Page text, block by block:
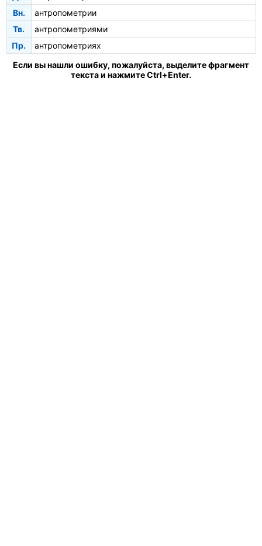
Вн.
антропометрии
Тв.
антропометриями
Пр.
антропометриях
Если вы нашли ошибку, пожалуйста, выделите фрагмент
текста и нажмите Ctrl+Enter.